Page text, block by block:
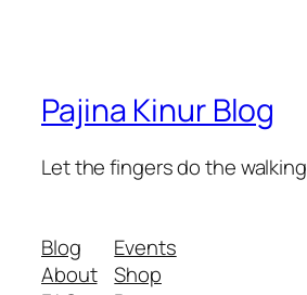
Pajina Kinur Blog
Let the fingers do the walking
Blog
About
Events
Shop